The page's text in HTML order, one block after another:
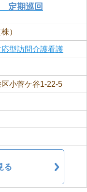
定期巡回
）
型訪問介護看護
小菅ケ谷1-22-5
る